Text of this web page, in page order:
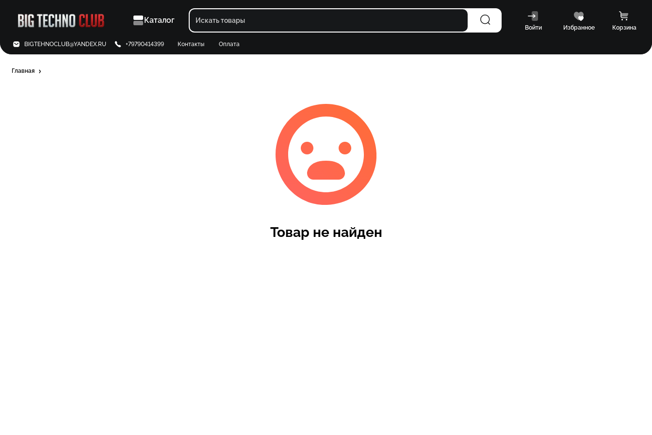
Каталог
Войти Избранное Корзина
BIGTEHNOCLUB@YANDEX.RU +79790414399 Контакты Оплата
Главная
Товар не найден